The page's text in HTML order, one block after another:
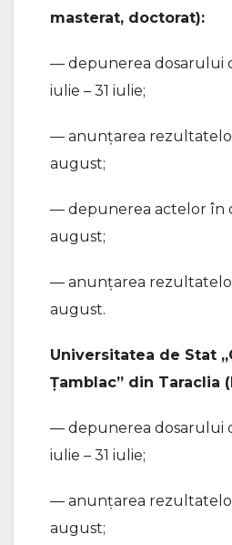
masterat, doctorat):
— depunerea dosarului
iulie – 31 iulie;
— anunțarea
august;
— depunerea actelor în
august;
— anunțarea
august.
Universitatea de Stat
Țamblac” din Taraclia
— depunerea dosarului
iulie – 31 iulie;
— anunțarea
august;